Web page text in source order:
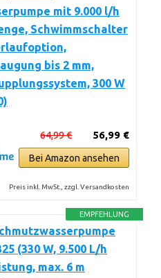
mit 9.000 l/h
Schwimmschalter
bis 2 mm,
300 W
56,99 €
64,99 €
Bei Amazon ansehen
Preis inkl. MwSt., zzgl. Versandkosten
EMPFEHLUNG
(330 W, 9.500 L/h
max. 6 m